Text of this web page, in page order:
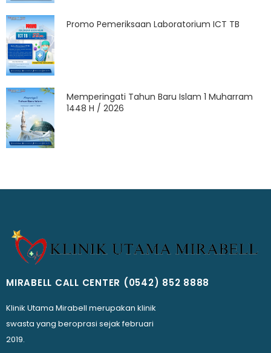
Promo Pemeriksaan Laboratorium ICT TB
Memperingati Tahun Baru Islam 1 Muharram
1448 H / 2026
MIRABELL CALL CENTER (0542) 852 8888
Klinik Utama Mirabell merupakan klinik
swasta yang beroprasi sejak februari
2019.